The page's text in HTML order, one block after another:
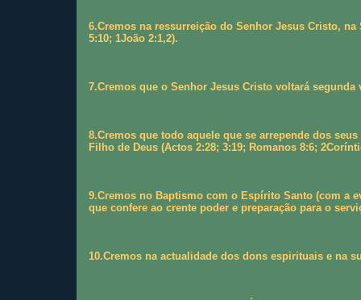
6.Cremos na ressurreição do Senhor Jesus Cristo,
5:10; 1João 2:1,2).
7.Cremos que o Senhor Jesus Cristo voltará segunda
8.Cremos que todo aquele que se arrepende dos
Filho de Deus (Actos 2:28; 3:19; Romanos 8:6;
9.Cremos no Baptismo com o Espírito Santo (com a
que confere ao crente poder e preparação para o
10.Cremos na actualidade dos dons espirituais e na